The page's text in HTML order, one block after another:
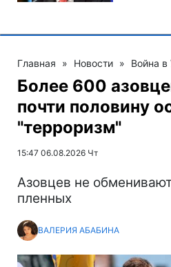
Главная » Новости » Война в
Более 600
почти половину
"терроризм"
15:47 06.08.2026 Чт
Азовцев не
пленных
ВАЛЕРИЯ АБАБИНА